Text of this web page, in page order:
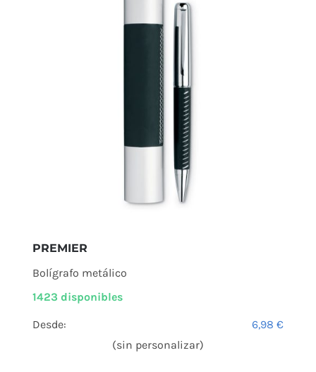
PREMIER
Bolígrafo metálico
1423 disponibles
Desde: 6,98€
(sin personalizar)